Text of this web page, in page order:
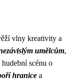
vlny kreativity a
umělcům,
scénu o
hranice a